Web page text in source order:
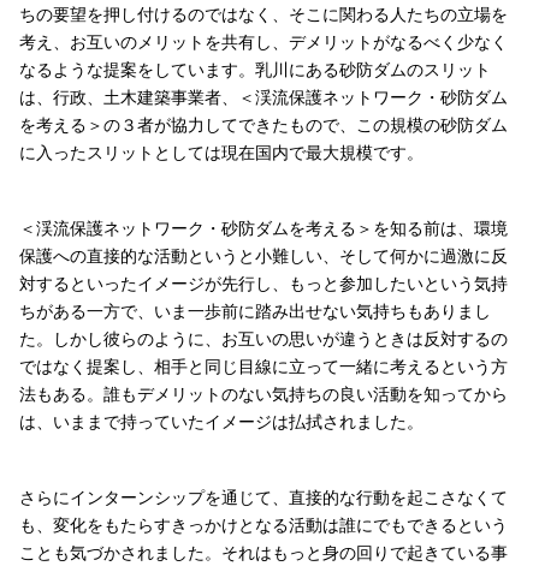
ちの要望を押し付けるのではなく、そこに関わる人たちの立場を
考え、お互いのメリットを共有し、デメリットがなるべく少なく
なるような提案をしています。乳川にある砂防ダムのスリット
は、行政、土木建築事業者、＜渓流保護ネットワーク・砂防ダム
を考える＞の３者が協力してできたもので、この規模の砂防ダム
に入ったスリットとしては現在国内で最大規模です。
＜渓流保護ネットワーク・砂防ダムを考える＞を知る前は、環境
保護への直接的な活動というと小難しい、そして何かに過激に反
対するといったイメージが先行し、もっと参加したいという気持
ちがある一方で、いま一歩前に踏み出せない気持ちもありまし
た。しかし彼らのように、お互いの思いが違うときは反対するの
ではなく提案し、相手と同じ目線に立って一緒に考えるという方
法もある。誰もデメリットのない気持ちの良い活動を知ってから
は、いままで持っていたイメージは払拭されました。
さらにインターンシップを通じて、直接的な行動を起こさなくて
も、変化をもたらすきっかけとなる活動は誰にでもできるという
ことも気づかされました。それはもっと身の回りで起きている事